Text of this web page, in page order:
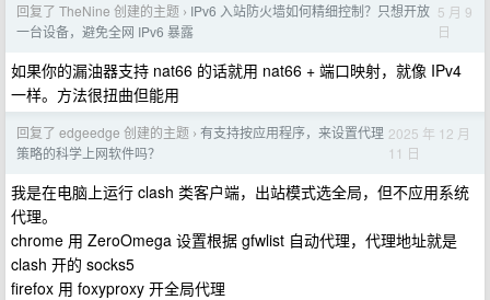
回复了 TheNine 创建的主题 › IPv6 入站防火墙如何精细控制？只想开放
一台设备，避免全网 IPv6 暴露
5 月 9
日
如果你的漏油器支持 nat66 的话就用 nat66 + 端口映射，就像 IPv4
一样。方法很扭曲但能用
回复了 edgeedge 创建的主题 › 有支持按应用程序，来设置代理
策略的科学上网软件吗？
2025 年 12 月
11 日
我是在电脑上运行 clash 类客户端，出站模式选全局，但不应用系统
代理。
chrome 用 ZeroOmega 设置根据 gfwlist 自动代理，代理地址就是
clash 开的 socks5
firefox 用 foxyproxy 开全局代理